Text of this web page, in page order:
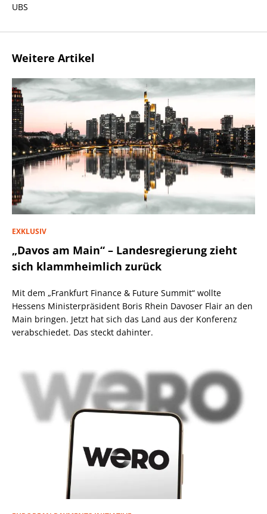
UBS
Weitere Artikel
EXKLUSIV
„Davos am Main“ – Landesregierung zieht
sich klammheimlich zurück
Mit dem „Frankfurt Finance & Future Summit“ wollte
Hessens Ministerpräsident Boris Rhein Davoser Flair an den
Main bringen. Jetzt hat sich das Land aus der Konferenz
verabschiedet. Das steckt dahinter.